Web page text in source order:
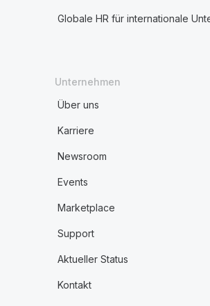
Globale HR für internationale
Unternehmen
Über uns
Karriere
Newsroom
Events
Marketplace
Support
Aktueller Status
Kontakt